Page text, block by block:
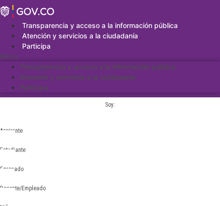
Saltar
al
contenidoTransparencia y acceso a la información pública
Atención y servicios a la ciudadanía
Participa
Menu
Transparencia y acceso a la información pública
Atención y servicios a la ciudadanía
Participa
Soy:
Aspirante
Estudiante
Egresado
Docente/Empleado